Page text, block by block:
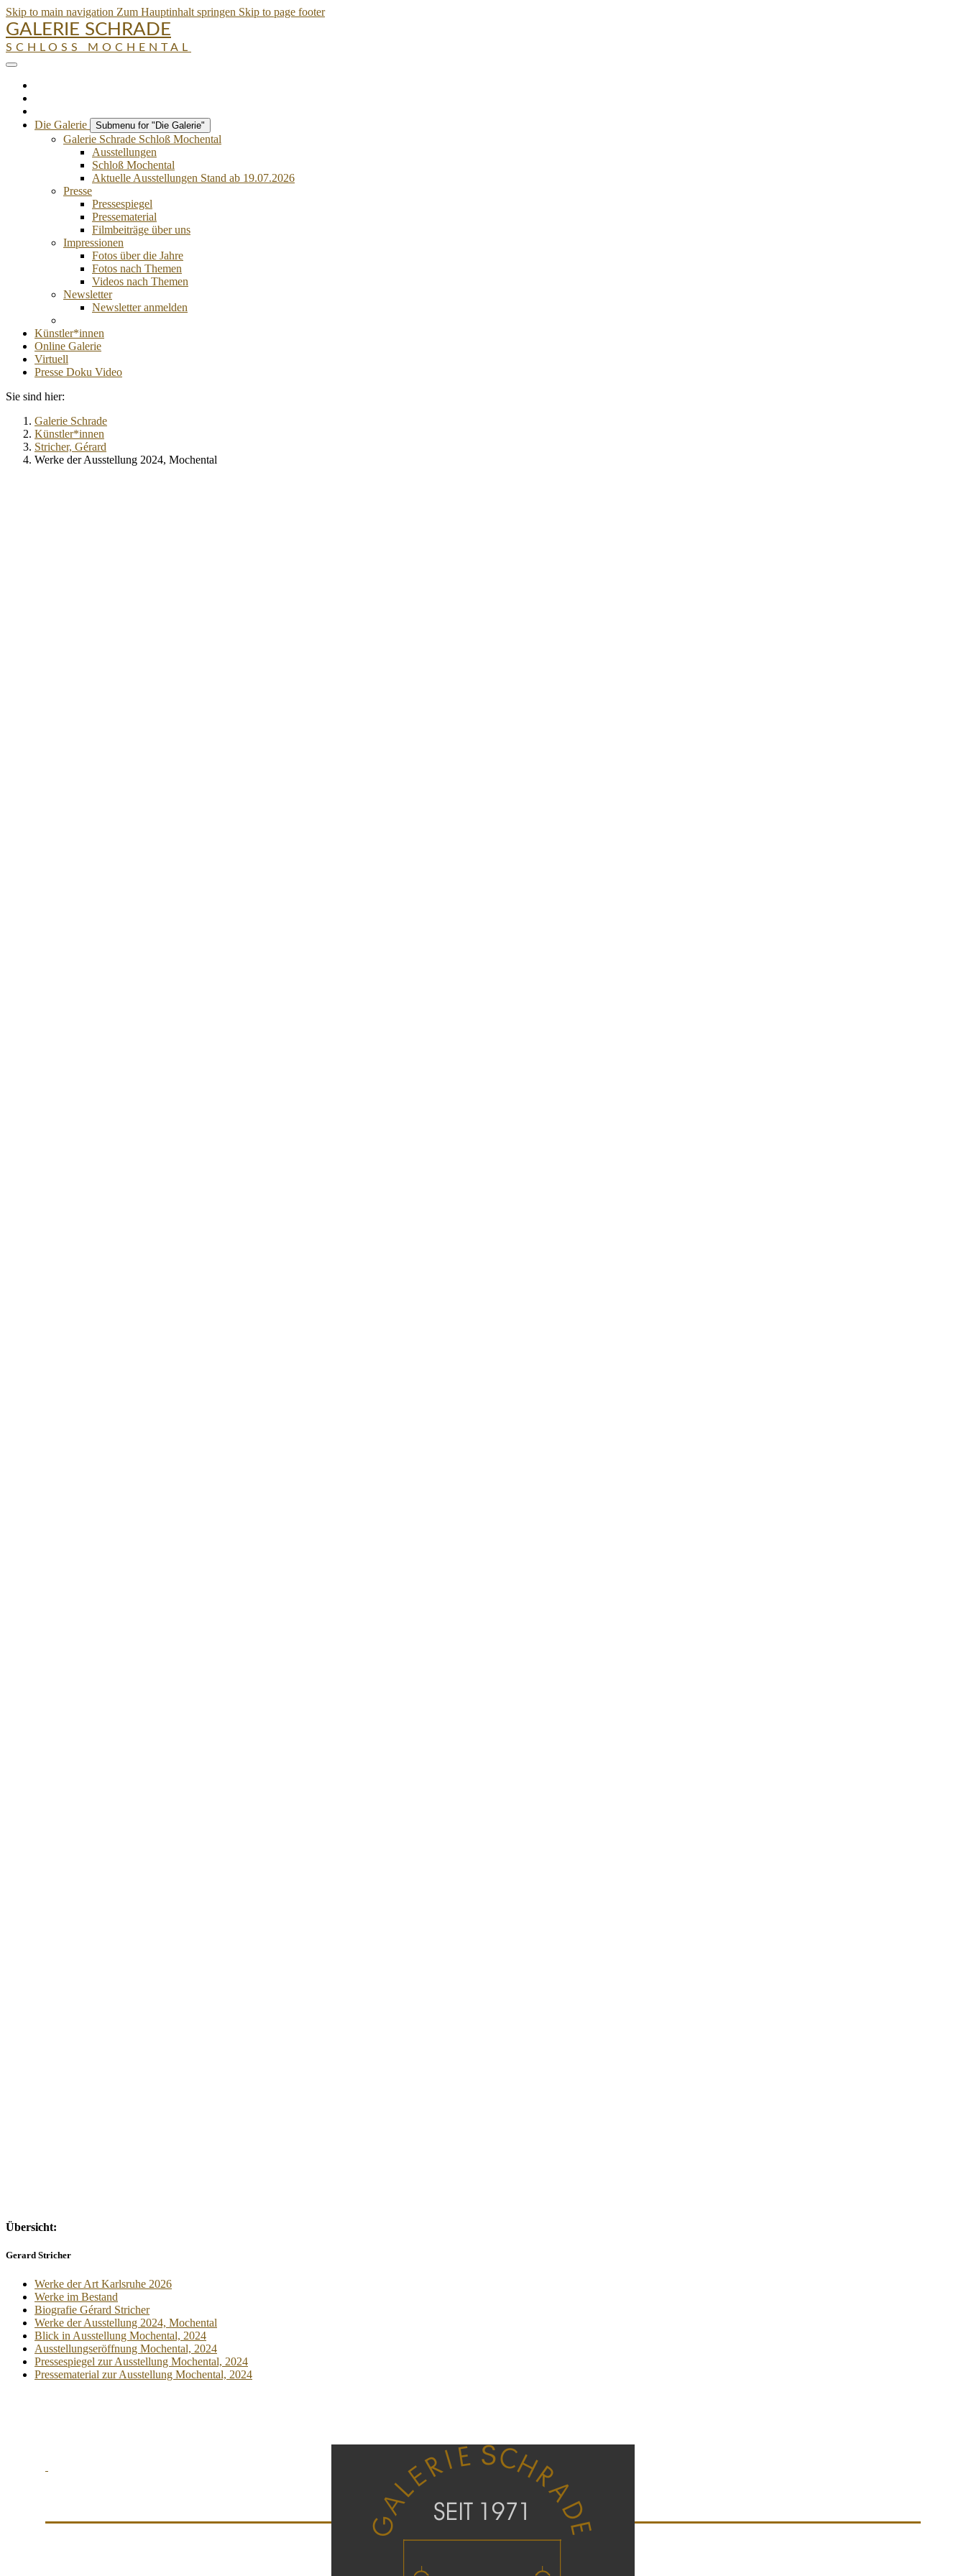
Skip to main navigation Zum Hauptinhalt springen Skip to page footer
GALERIE SCHRADE
SCHLOSS MOCHENTAL
Die Galerie Submenu for "Die Galerie"
Galerie Schrade Schloß Mochental
Ausstellungen
Schloß Mochental
Aktuelle Ausstellungen Stand ab 19.07.2026
Presse
Pressespiegel
Pressematerial
Filmbeiträge über uns
Impressionen
Fotos über die Jahre
Fotos nach Themen
Videos nach Themen
Newsletter
Newsletter anmelden
Künstler*innen
Online Galerie
Virtuell
Presse Doku Video
Sie sind hier:
Galerie Schrade
Künstler*innen
Stricher, Gérard
Werke der Ausstellung 2024, Mochental
Übersicht:
Gerard Stricher
Werke der Art Karlsruhe 2026
Werke im Bestand
Biografie Gérard Stricher
Werke der Ausstellung 2024, Mochental
Blick in Ausstellung Mochental, 2024
Ausstellungseröffnung Mochental, 2024
Pressespiegel zur Ausstellung Mochental, 2024
Pressematerial zur Ausstellung Mochental, 2024